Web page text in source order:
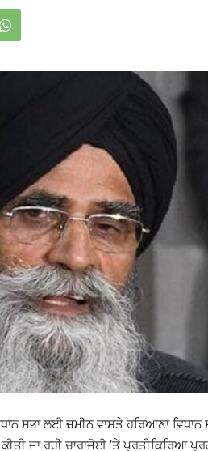
ਸਭਾ ਲਈ ਜ਼ਮੀਨ ਵਾਸਤੇ ਹਰਿਆਣਾ
ਜਾ ਰਹੀ ਚਾਰਾਜੋਈ ’ਤੇ ਪ੍ਰਤੀਕਿਰਿਆ